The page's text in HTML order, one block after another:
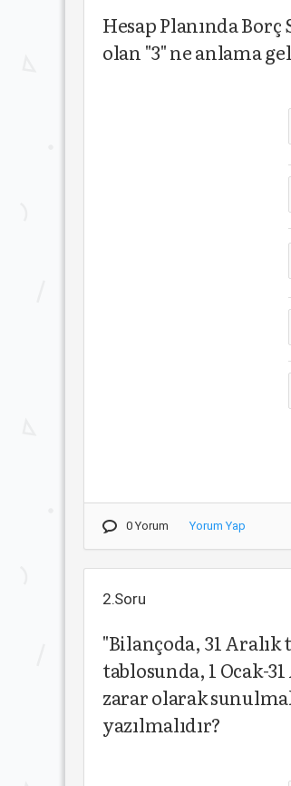
Hesap Planında
olan "3" ne anlama
0 Yorum Yorum Yap
2.Soru
"Bilançoda, 31
tablosunda, 1 Ocak-
zarar olarak
yazılmalıdır?